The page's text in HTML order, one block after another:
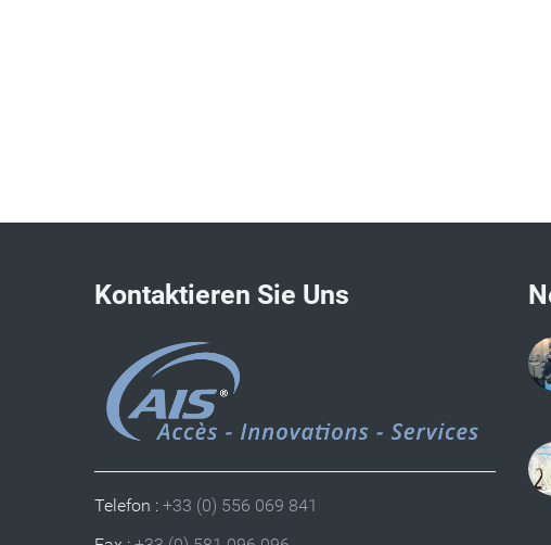
Kontaktieren Sie Uns
Telefon : +33 (0) 556 069 841